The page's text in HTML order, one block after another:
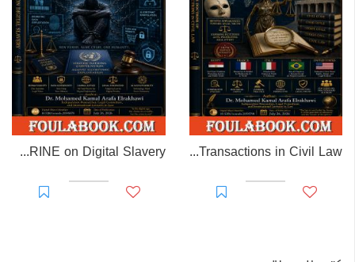
EL RAKHAWI MIND on the Doctrine of Simulation and Sham Transactions in Civil Law
EL-RAKHAWI DOCTRINE on Digital Slavery